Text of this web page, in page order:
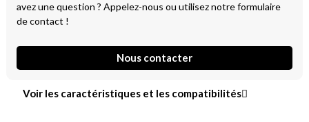
avez une question ? Appelez-nous ou utilisez notre formulaire
de contact !
Nous contacter
Voir les caractéristiques et les compatibilités